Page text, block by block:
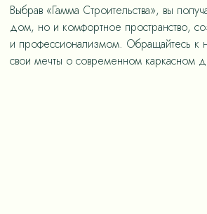
Выбрав «Гамма Строительства», вы
дом, но и комфортное пространство,
и профессионализмом. Обращайтесь к
свои мечты о современном каркасном